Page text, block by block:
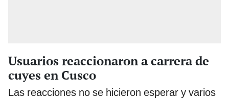
Usuarios reaccionaron a carrera de
cuyes en Cusco
Las reacciones no se hicieron esperar y varios